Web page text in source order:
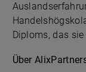
Diploms, das
Über